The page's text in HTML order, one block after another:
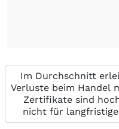
Im Durchschnitt
Verluste beim Handel
Zertifikate sind
nicht für